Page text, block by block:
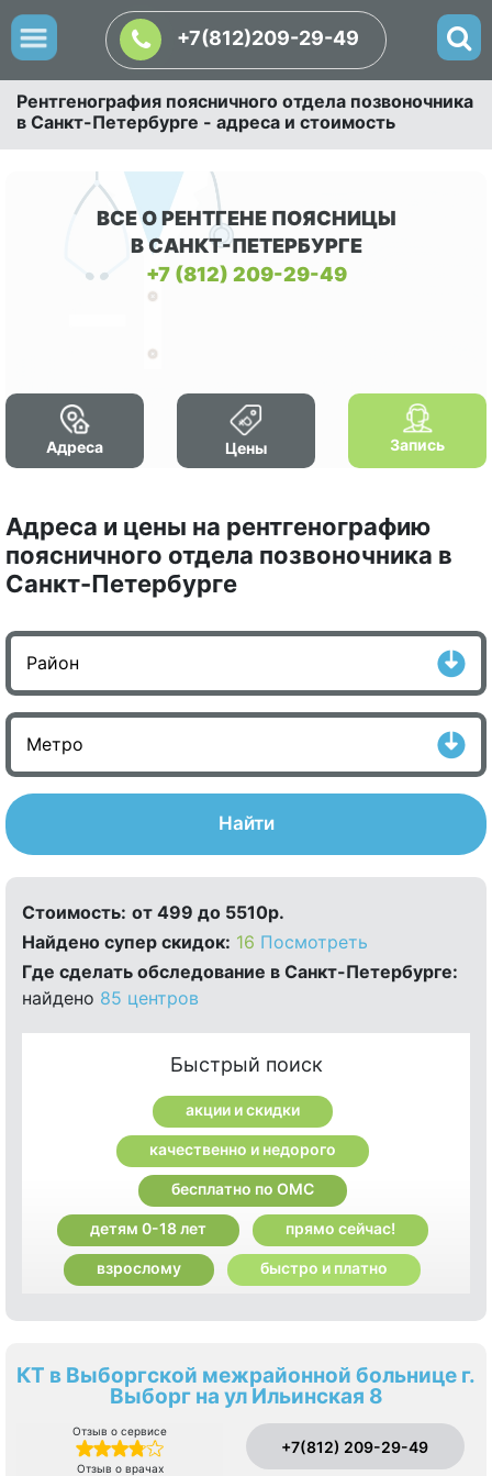
+7(812)209-29-49
Рентгенография поясничного отдела позвоночника
в Санкт-Петербурге - адреса и стоимость
ВСЕ О РЕНТГЕНЕ ПОЯСНИЦЫ
В САНКТ-ПЕТЕРБУРГЕ
+7 (812) 209-29-49
Адреса Цены Запись
Адреса и цены на рентгенографию
поясничного отдела позвоночника в
Санкт-Петербурге
Найти
Стоимость: от 499 до 5510р.
Найдено cупер скидок: 16 Посмотреть
Где сделать обследование в Санкт-Петербурге:
найдено 85 центров
Быстрый поиск
акции и скидки
качественно и недорого
бесплатно по ОМС
детям 0-18 лет прямо сейчас!
взрослому быстро и платно
КТ в Выборгской межрайонной больнице г.
Выборг на ул Ильинская 8
Отзыв о сервисе
Отзыв о врачах
+7(812) 209-29-49